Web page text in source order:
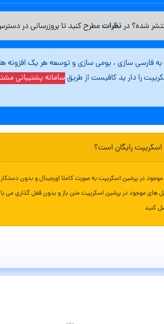
شده؟ درنظراتمطرح کنید تا بروزرسانی در
به فارسی سازی ، بومی سازی و توسعه هر یک
را دار ید کافیست از طریقسامانه پشتیبانی
رایگان است؟
موجود در پرشین اسکریپت به صورت کاملا اورجینال و بدون
های موجود در پرشین اسکریپت متن باز و بدون قفل گذاری می
کنید